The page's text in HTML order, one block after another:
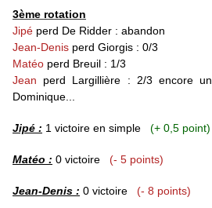
3ème rotation
Jipé perd De Ridder : abandon
Jean-Denis perd Giorgis : 0/3
Matéo perd Breuil : 1/3
Jean perd Largillière : 2/3 encore
Dominique...
Jipé : 1 victoire en simple (+ 0,5 point)
Matéo : 0 victoire (- 5 points)
Jean-Denis : 0 victoire (- 8 points)